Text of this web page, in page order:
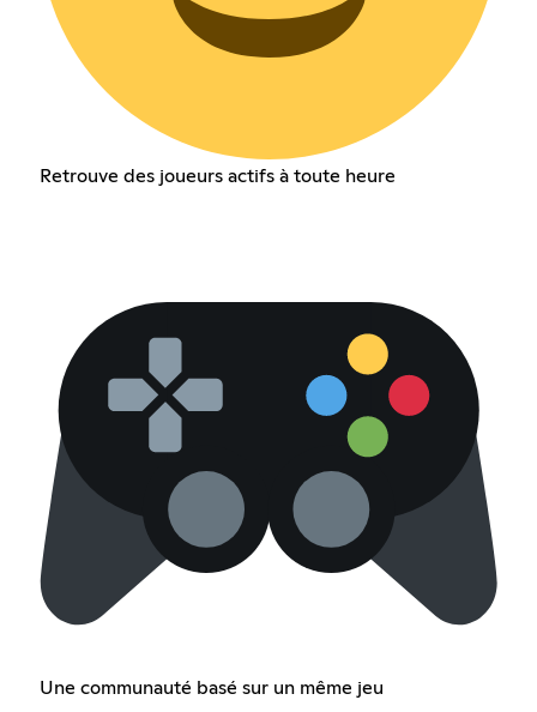
Retrouve des joueurs actifs à toute heure
Une communauté basé sur un même jeu